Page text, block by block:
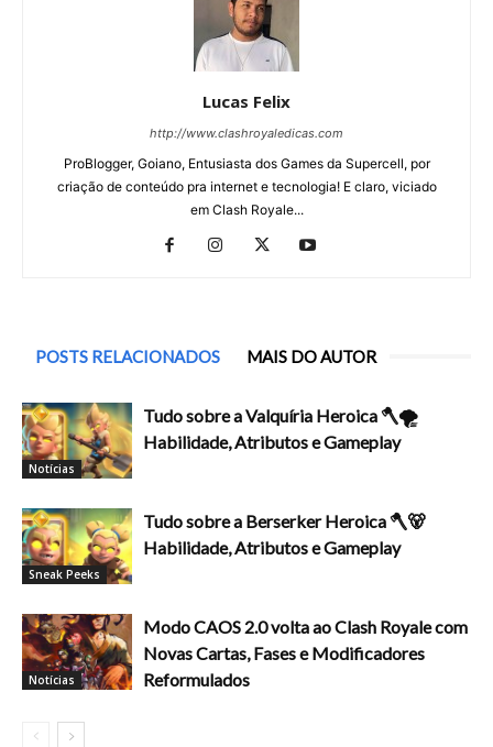
Lucas Felix
http://www.clashroyaledicas.com
ProBlogger, Goiano, Entusiasta dos Games da Supercell, por
criação de conteúdo pra internet e tecnologia! E claro, viciado
em Clash Royale...
POSTS RELACIONADOS MAIS DO AUTOR
Notícias
Tudo sobre a Valquíria Heroica 🪓🌪️
Habilidade, Atributos e Gameplay
Sneak Peeks
Tudo sobre a Berserker Heroica 🪓🐻
Habilidade, Atributos e Gameplay
Notícias
Modo CAOS 2.0 volta ao Clash Royale com
Novas Cartas, Fases e Modificadores
Reformulados